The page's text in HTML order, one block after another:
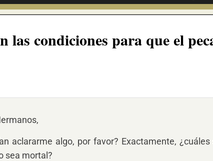
las condiciones para que el
aclararme algo, por favor? Exactamente,
sea mortal?